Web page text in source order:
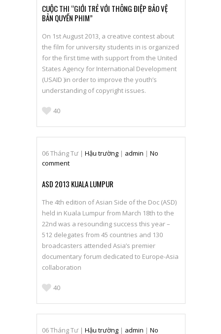
CUỘC THI “GIỚI TRẺ VỚI THÔNG ĐIỆP BẢO VỆ
BẢN QUYỀN PHIM”
On 1st August 2013, a creative contest about
the film for university students in is organized
for the first time with support from the United
States Agency for International Development
(USAID )in order to improve the youth’s
understanding of copyright issues.
40
06Tháng Tư | Hậu trường | admin | No
comment
ASD 2013 KUALA LUMPUR
The 4th edition of Asian Side of the Doc (ASD)
held in Kuala Lumpur from March 18th to the
22nd was a resounding success this year –
512 delegates from 45 countries and 130
broadcasters attended Asia’s premier
documentary forum dedicated to Europe-Asia
collaboration
40
06Tháng Tư | Hậu trường | admin | No